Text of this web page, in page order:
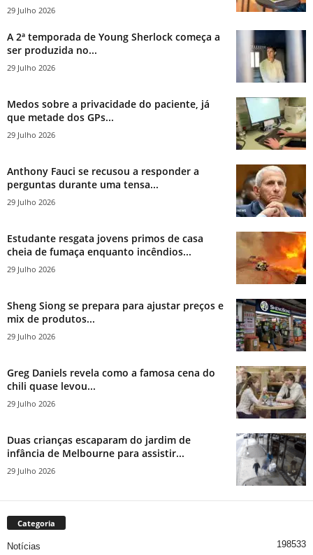
29 Julho 2026
A 2ª temporada de Young Sherlock começa a
ser produzida no...
29 Julho 2026
Medos sobre a privacidade do paciente, já
que metade dos GPs...
29 Julho 2026
Anthony Fauci se recusou a responder a
perguntas durante uma tensa...
29 Julho 2026
Estudante resgata jovens primos de casa
cheia de fumaça enquanto incêndios...
29 Julho 2026
Sheng Siong se prepara para ajustar preços e
mix de produtos...
29 Julho 2026
Greg Daniels revela como a famosa cena do
chili quase levou...
29 Julho 2026
Duas crianças escaparam do jardim de
infância de Melbourne para assistir...
29 Julho 2026
Categoria
Notícias 198533